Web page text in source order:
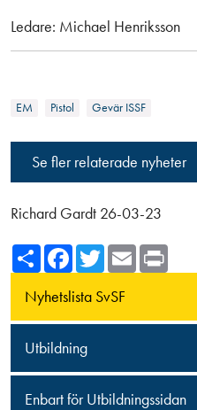
Nyhetslista SvSF
Utbildning
Enbart för Utbildningssidan
Ledare: Michael Henriksson
EM Pistol Gevär ISSF
Se fler relaterade nyheter
Richard Gardt 26-03-23
ShareFacebook
TwitterEmail